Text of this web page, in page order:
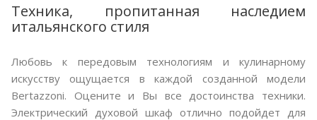
Техника, пропитанная наследием
итальянского стиля
Любовь к передовым технологиям и кулинарному
искусству ощущается в каждой созданной модели
Bertazzoni. Оцените и Вы все достоинства техники.
Электрический духовой шкаф отлично подойдет для